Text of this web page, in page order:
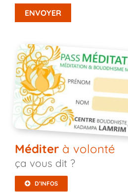
Méditerà volonté
ça vous dit ?
D’INFOS